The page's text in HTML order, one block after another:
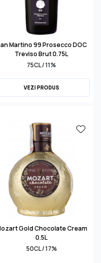
Martino 99 Prosecco DOC
Treviso Brut 0.75L
75CL / 11%
VEZI PRODUS
Gold Chocolate Cream
0.5L
50CL / 17%